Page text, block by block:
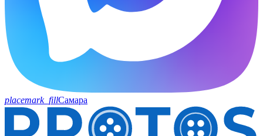
placemark_fillСамара